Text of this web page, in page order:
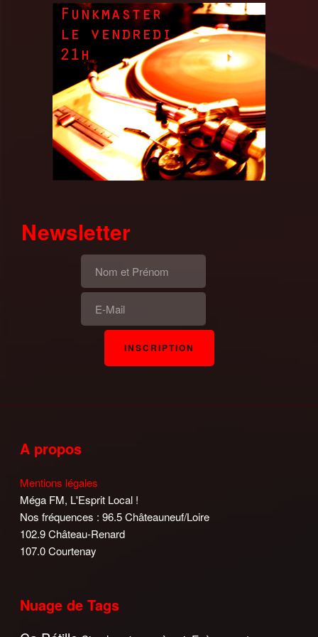
Newsletter
A propos
Mentions légales
Méga FM, L'Esprit Local !
Nos fréquences : 96.5 Châteauneuf/Loire
102.9 Château-Renard
107.0 Courtenay
Nuage de Tags